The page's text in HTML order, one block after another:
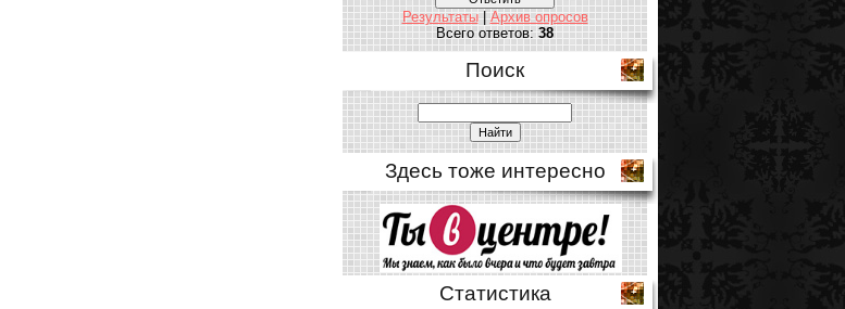
Результаты|Архив опросов
Всего ответов:38
Поиск
Здесь тоже интересно
Статистика